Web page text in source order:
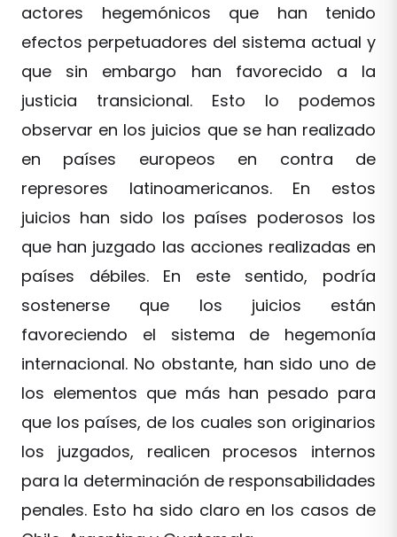
actores hegemónicos que han tenido
efectos perpetuadores del sistema actual y
que sin embargo han favorecido a la
justicia transicional. Esto lo podemos
observar en los juicios que se han realizado
en países europeos en contra de
represores latinoamericanos. En estos
juicios han sido los países poderosos los
que han juzgado las acciones realizadas en
países débiles. En este sentido, podría
sostenerse que los juicios están
favoreciendo el sistema de hegemonía
internacional. No obstante, han sido uno de
los elementos que más han pesado para
que los países, de los cuales son originarios
los juzgados, realicen procesos internos
para la determinación de responsabilidades
penales. Esto ha sido claro en los casos de